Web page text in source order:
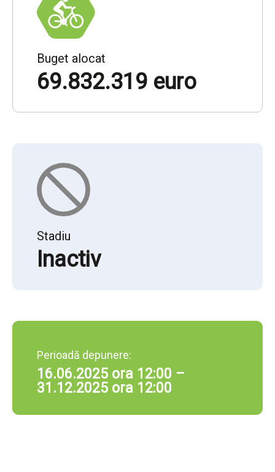
Buget alocat
69.832.319 euro
Stadiu
Inactiv
Perioadă depunere:
16.06.2025 ora 12:00 –
31.12.2025 ora 12:00